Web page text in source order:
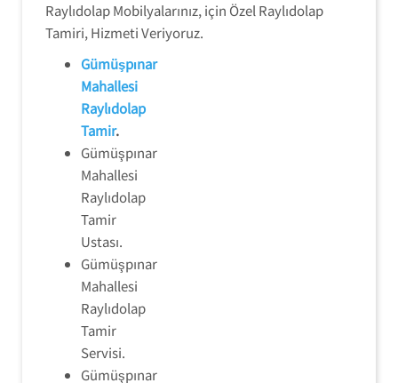
Raylıdolap Mobilyalarınız, için Özel Raylıdolap
Tamiri, Hizmeti Veriyoruz.
Gümüşpınar
Mahallesi
Raylıdolap
Tamir.
Gümüşpınar
Mahallesi
Raylıdolap
Tamir
Ustası.
Gümüşpınar
Mahallesi
Raylıdolap
Tamir
Servisi.
Gümüşpınar